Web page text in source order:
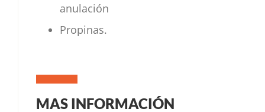
anulación
Propinas.
MAS INFORMACIÓN